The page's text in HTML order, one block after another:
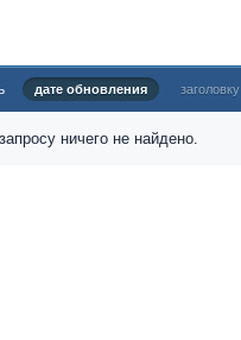
дате обновления заголовку
ничего не найдено.